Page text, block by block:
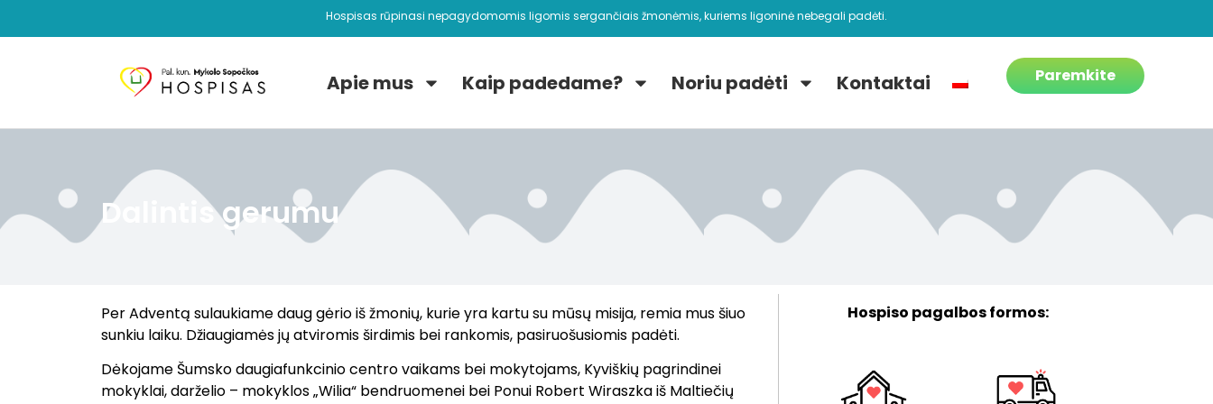
Hospisas rūpinasi nepagydomomis ligomis sergančiais žmonėmis, kuriems ligoninė nebegali padėti.
Apie mus Kaip padedame? Noriu padėti Kontaktai Paremkite
Dalintis gerumu
Per Adventą sulaukiame daug gėrio iš žmonių, kurie yra kartu su mūsų misija, remia mus šiuo
sunkiu laiku. Džiaugiamės jų atviromis širdimis bei rankomis, pasiruošusiomis padėti.
Dėkojame Šumsko daugiafunkcinio centro vaikams bei mokytojams, Kyviškių pagrindinei
mokyklai, darželio – mokyklos „Wilia“ bendruomenei bei Ponui Robert Wiraszka iš Maltiečių
Hospiso pagalbos formos: